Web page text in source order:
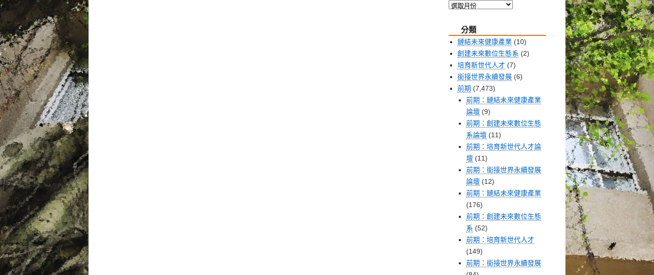
前
整
分類
鏈結未來健康產業 (10)
創建未來數位生態系 (2)
培育新世代人才 (7)
銜接世界永續發展 (6)
前期 (7,473)
前期：鏈結未來健康產業
論壇 (9)
前期：創建未來數位生態
系論壇 (11)
前期：培育新世代人才論
壇 (11)
前期：銜接世界永續發展
論壇 (12)
前期：鏈結未來健康產業
(176)
前期：創建未來數位生態
系 (52)
前期：培育新世代人才
(149)
前期：銜接世界永續發展